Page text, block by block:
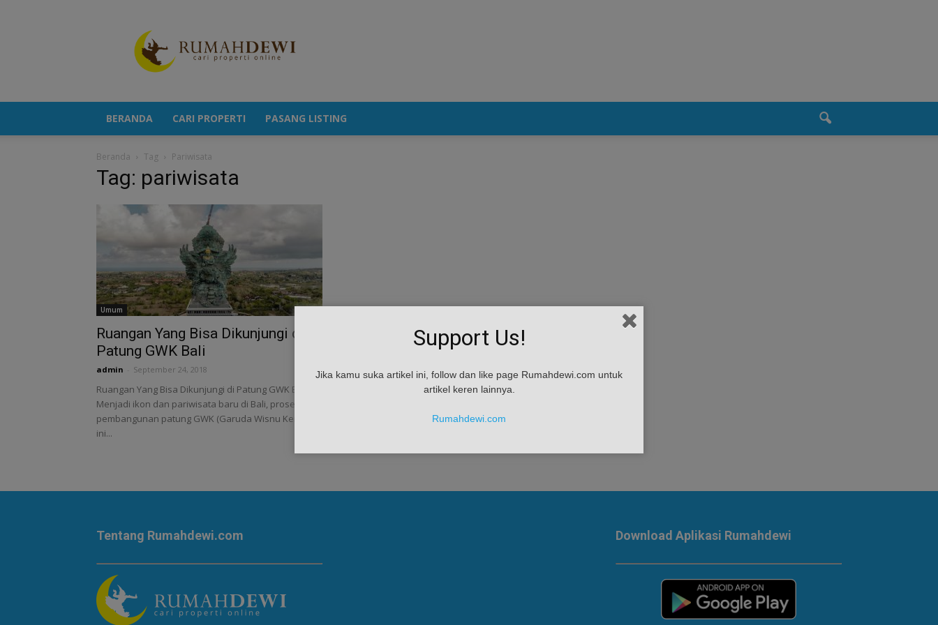
Berita
Properti
Terkini
BERANDA CARI PROPERTI PASANG LISTING
Beranda Tag Pariwisata
Tag: pariwisata
Umum
Ruangan Yang Bisa Dikunjungi di
Patung GWK Bali
admin September 24, 2018
Ruangan Yang Bisa Dikunjungi di Patung GWK Bali -
Menjadi ikon dan pariwisata baru di Bali, proses
pembangunan patung GWK (Garuda Wisnu Kencana)
ini...
Tentang Rumahdewi.com Download Aplikasi Rumahdewi
Support Us!
Jika kamu suka artikel ini, follow dan like page Rumahdewi.com untuk
artikel keren lainnya.
Rumahdewi.com